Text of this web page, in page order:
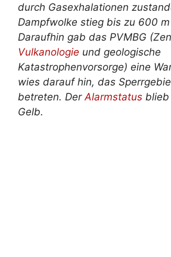
durch Gasexhalationen
Dampfwolke stieg bis zu 600
Daraufhin gab das PVMBG
Vulkanologie und geologische
Katastrophenvorsorge) eine
wies darauf hin, das
betreten. DerAlarmstatus blieb
Gelb.